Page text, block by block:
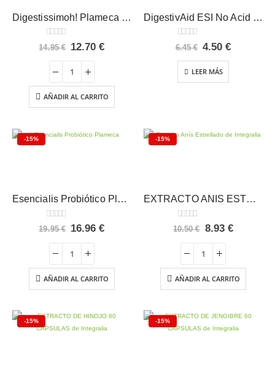
Digestissimoh! Plameca 30 cápsulas
0 out of 5
14.95€ El
era:
14.95 €.
12.70€El
12.70 €.
AÑADIR AL CARRITO
DigestivAid ESI No Acid 12 comprimidos
0 out of 5
6.45€ El
original
era:
6.45 €.
4.50€El
LEER MÁS
-15%
Esencialis Probiótico Plameca 60 cápsulas
0 out of 5
19.95€ El
original
era:
19.95 €.
16.96€El
16.96 €.
AÑADIR AL CARRITO
-15%
EXTRACTO ANIS ESTRELLADO Integralia
0out of 5
10.50€ El
original
era:
10.50 €.
8.93 €El
8.93 €.
AÑADIR AL CARRITO
-15% -15%